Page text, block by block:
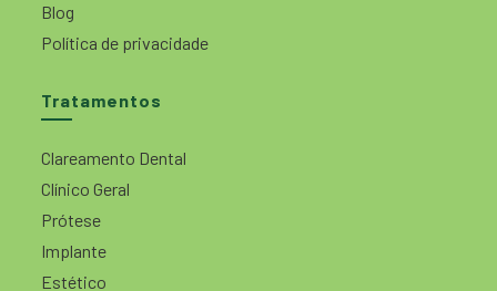
Blog
Política de privacidade
Tratamentos
Clareamento Dental
Clínico Geral
Prótese
Implante
Estético